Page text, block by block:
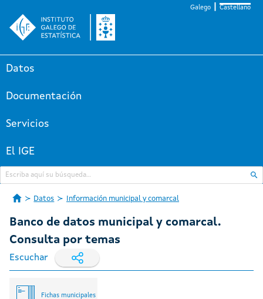
Galego Castellano
Datos
Documentación
Servicios
El IGE
Datos Información municipal y comarcal
Banco de datos municipal y comarcal.
Consulta por temas
Escuchar
Fichas municipales